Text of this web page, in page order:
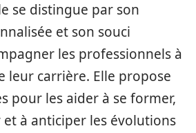
se distingue par son
et son souci
les professionnels à
leur carrière. Elle propose
pour les aider à se former,
et à anticiper les évolutions